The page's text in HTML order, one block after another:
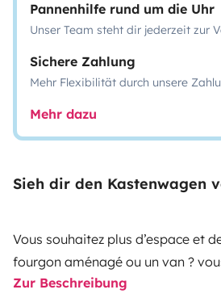
Pannenhilfe rund um die Uhr
Unser Team steht dir jederzeit zur
Sichere Zahlung
Mehr Flexibilität durch unsere
Mehr dazu
Sieh dir den Kastenwagen
Vous souhaitez plus d’espace et
fourgon aménagé ou un van ?
du confort d’un camping-car mais
Zur Beschreibung